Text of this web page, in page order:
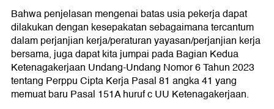
Bahwa penjelasan mengenai batas usia pekerja dapat
dilakukan dengan kesepakatan sebagaimana tercantum
dalam perjanjian kerja/peraturan yayasan/perjanjian kerja
bersama, juga dapat kita jumpai pada Bagian Kedua
Ketenagakerjaan Undang-Undang Nomor 6 Tahun 2023
tentang Perppu Cipta Kerja Pasal 81 angka 41 yang
memuat baru Pasal 151A huruf c UU Ketenagakerjaan.